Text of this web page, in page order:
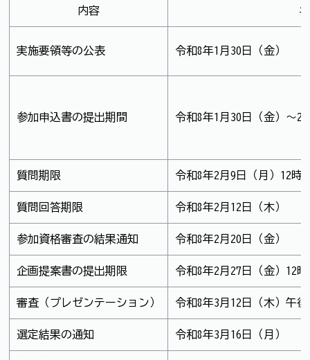
内容
実施要領等の公表 令和8年1月30日（金）
参加申込書の提出期間 令和8年1月30日（金）～2
質問期限 令和8年2月9日（月）12時
質問回答期限 令和8年2月12日（木）
参加資格審査の結果通知 令和8年2月20日（金）
企画提案書の提出期限 令和8年2月27日（金）12
審査（プレゼンテーション） 令和8年3月12日（木）午
選定結果の通知 令和8年3月16日（月）